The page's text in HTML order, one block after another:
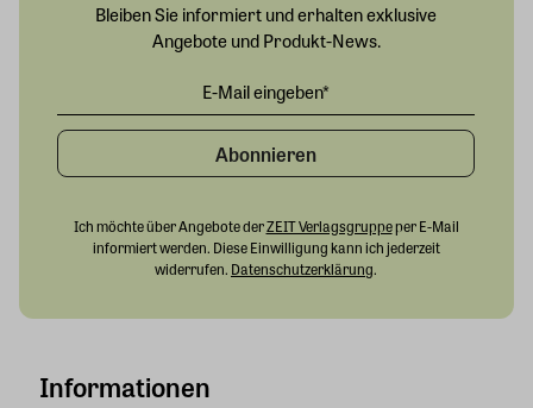
Informationen
Bleiben Sie informiert und erhalten exklusive
Angebote und Produkt-News.
Abonnieren
Ich möchte über Angebote derZEIT Verlagsgruppeper E-Mail
informiert werden. Diese Einwilligung kann ich jederzeit
widerrufen. Datenschutzerklärung.